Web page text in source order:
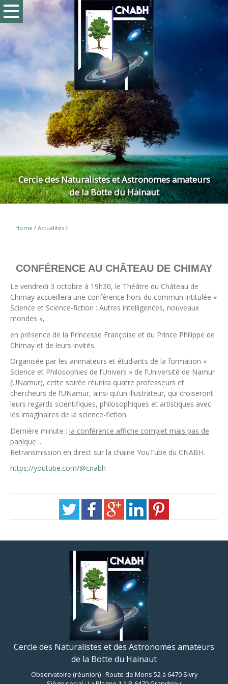
Cercle des Naturalistes et Astronomes amateurs
de la Botte du Hainaut
Home / Actualités /
CONFÉRENCE AU CHÂTEAU DE CHIMAY
Le vendredi 3 octobre à 19h30, le Théâtre du Château de
Chimay accueillera une conférence hors du commun intitulée «
Science et Science-fiction : Autres intelligences, nouveaux
mondes »,
en présence de la Princesse Françoise et du Prince Philippe de
Chimay et de leurs invités.
Organisée par les animateurs et étudiants de la formation «
Science et Philosophies de l’Univers » de l’Université de Namur
(UNamur), cette soirée réunira quatre professeurs et
chercheurs de l’UNamur, ainsi qu’un illustrateur, qui croiseront
leurs regards scientifiques, philosophiques et artistiques avec
les imaginaires de la science-fiction.
Dernière minute : la conférence affiche complet mais pas de
panique ...
Retransmission en direct sur la chaine YouTube du CNABH.
https://youtube.com/@cnabh
Cercle des Naturalistes et des Astronomes amateurs
de la Botte du Hainaut
Observatoire (réunion) : Route de Mons 52 à 6470 Sivry